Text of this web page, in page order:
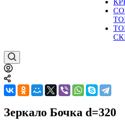
Зеркало Бочка d=320